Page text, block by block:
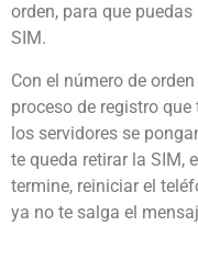
orden, para que
SIM.
Con el número de
proceso de registro
los servidores se
te queda retirar la SIM,
termine, reiniciar el
ya no te salga el